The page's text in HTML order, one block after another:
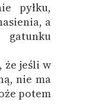
pyłku,
a
że jeśli w
nie ma
potem